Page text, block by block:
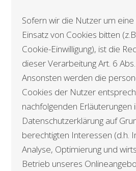
Sofern wir die Nutzer um eine
Einsatz von Cookies bitten
Cookie-Einwilligung), ist die
dieser Verarbeitung Art. 6 Abs.
Ansonsten werden die
Cookies der Nutzer
nachfolgenden Erläuterungen
Datenschutzerklärung auf
berechtigten Interessen (d.h.
Analyse, Optimierung und
Betrieb unseres